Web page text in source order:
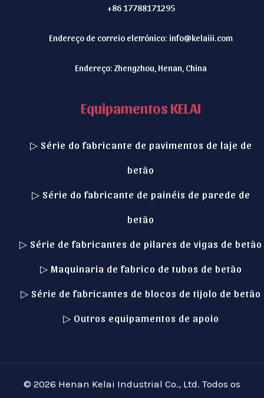
+86 17788171295
Endereço de correio eletrónico: info@kelaiii.com
Endereço: Zhengzhou, Henan, China
Equipamentos KELAI
▷ Série do fabricante de pavimentos de laje de
betão
▷ Série do fabricante de painéis de parede de
betão
▷ Série de fabricantes de pilares de vigas de betão
▷ Maquinaria de fabrico de tubos de betão
▷ Série de fabricantes de blocos de tijolo de betão
▷ Outros equipamentos de apoio
© 2026 Henan Kelai Industrial Co., Ltd. Todos os
Turkish
Italian